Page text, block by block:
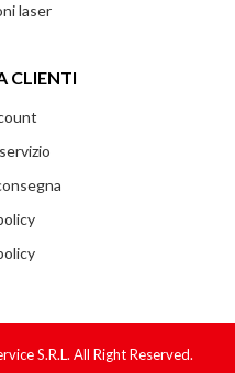
laser
CLIENTI
S.r.l. All Right Reserved.